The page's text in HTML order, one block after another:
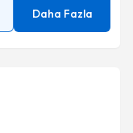
Daha Fazla